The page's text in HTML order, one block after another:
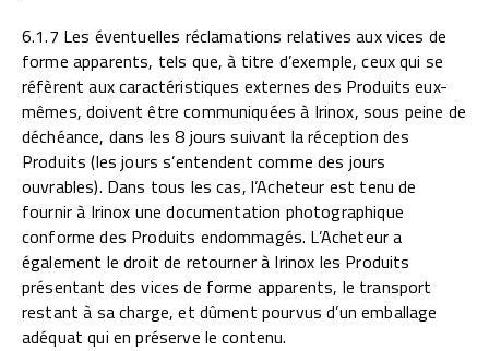
6.1.7 Les éventuelles réclamations relatives aux vices de
forme apparents, tels que, à titre d’exemple, ceux qui se
réfèrent aux caractéristiques externes des Produits eux-
mêmes, doivent être communiquées à Irinox, sous peine de
déchéance, dans les 8 jours suivant la réception des
Produits (les jours s’entendent comme des jours
ouvrables). Dans tous les cas, l’Acheteur est tenu de
fournir à Irinox une documentation photographique
conforme des Produits endommagés. L’Acheteur a
également le droit de retourner à Irinox les Produits
présentant des vices de forme apparents, le transport
restant à sa charge, et dûment pourvus d’un emballage
adéquat qui en préserve le contenu.